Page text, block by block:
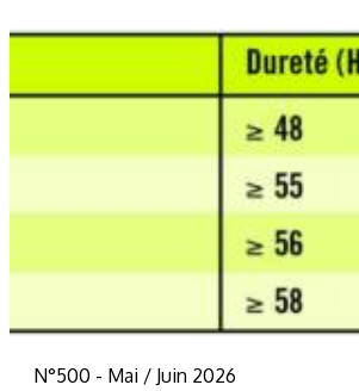
N°500 - Mai / Juin 2026